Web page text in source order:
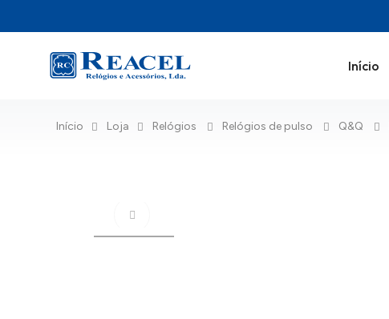
Início
Início Loja Relógios Relógios de pulso Q&Q